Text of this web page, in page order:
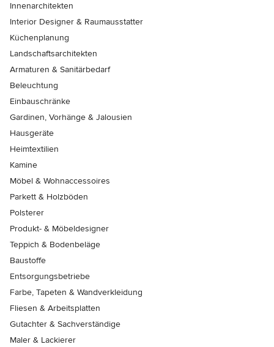
Innenarchitekten
Interior Designer & Raumausstatter
Küchenplanung
Landschaftsarchitekten
Armaturen & Sanitärbedarf
Beleuchtung
Einbauschränke
Gardinen, Vorhänge & Jalousien
Hausgeräte
Heimtextilien
Kamine
Möbel & Wohnaccessoires
Parkett & Holzböden
Polsterer
Produkt- & Möbeldesigner
Teppich & Bodenbeläge
Baustoffe
Entsorgungsbetriebe
Farbe, Tapeten & Wandverkleidung
Fliesen & Arbeitsplatten
Gutachter & Sachverständige
Maler & Lackierer